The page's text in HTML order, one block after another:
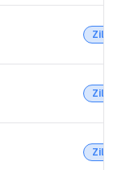
Zilā
Zilā
Zilā